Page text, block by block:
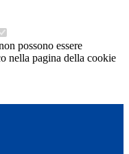
possono essere
nella pagina della cookie